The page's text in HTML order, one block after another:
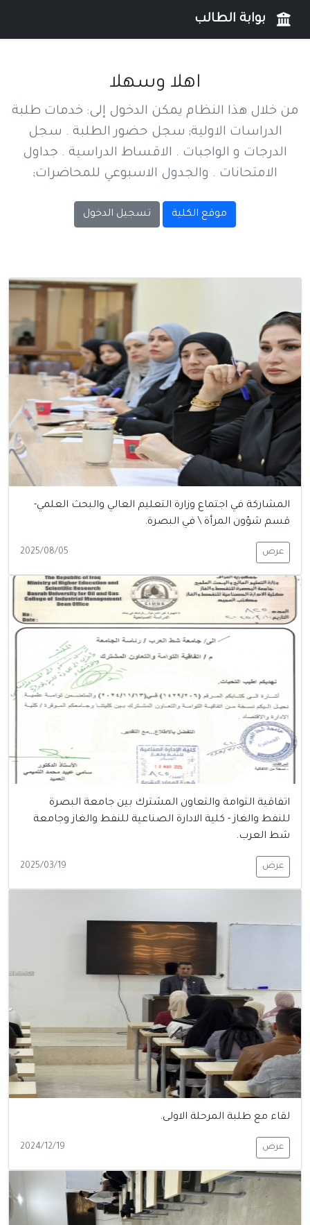
بوابة الطالب
اهلا وسهلا
خلال هذا النظام يمكن الدخول إلى: خدمات طلبة
الدراسات الاولية; سجل حضور الطلبة . سجل
الدرجات و الواجبات . الاقساط الدراسية . جداول
الامتحانات . والجدول الاسبوعي للمحاضرات;
موقع الكلية تسجيل الدخول
المشاركة في اجتماع وزارة التعليم العالي والبحث العلمي-
قسم شؤون المرأة \ في البصرة.
عرض 2025/08/05
اتفاقية التوامة والتعاون المشترك بين جامعة البصرة
للنفط والغاز - كلية الادارة الصناعية للنفط والغاز وجامعة
شط العرب.
عرض 2025/03/19
لقاء مع طلبة المرحلة الاولى.
عرض 2024/12/19